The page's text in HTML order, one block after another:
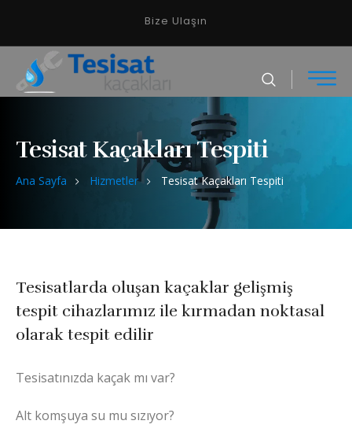
Bize Ulaşın
Tesisat Kaçakları Tespiti
Ana Sayfa Hizmetler Tesisat Kaçakları Tespiti
Tesisatlarda oluşan kaçaklar gelişmiş
tespit cihazlarımız ile kırmadan noktasal
olarak tespit edilir
Tesisatınızda kaçak mı var?
Alt komşuya su mu sızıyor?